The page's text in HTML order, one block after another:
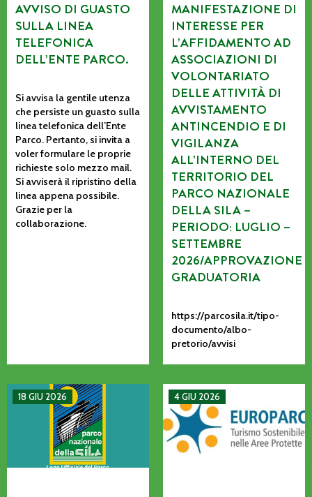
AVVISO DI GUASTO
SULLA LINEA
TELEFONICA
DELL’ENTE PARCO.
Si avvisa la gentile utenza
che persiste un guasto sulla
linea telefonica dell’Ente
Parco. Pertanto, si invita a
voler formulare le proprie
richieste solo mezzo mail.
Si avviserà il ripristino della
linea appena possibile.
Grazie per la
collaborazione.
MANIFESTAZIONE DI
INTERESSE PER
L’AFFIDAMENTO AD
ASSOCIAZIONI DI
VOLONTARIATO
DELLE ATTIVITÀ DI
AVVISTAMENTO
ANTINCENDIO E DI
VIGILANZA
ALL’INTERNO DEL
TERRITORIO DEL
PARCO NAZIONALE
DELLA SILA –
PERIODO: LUGLIO –
SETTEMBRE
2026/APPROVAZIONE
GRADUATORIA
https://parcosila.it/tipo-
documento/albo-
pretorio/avvisi
18 GIU 2026
MANIFESTAZIONE DI INTERESSE PER L’AFFIDAMENTO
4 GIU 2026
La CETS come processo